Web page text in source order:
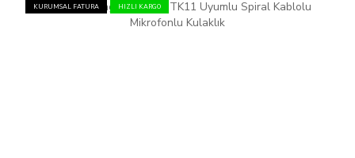
KURUMSAL FATURA HIZLI KARGO